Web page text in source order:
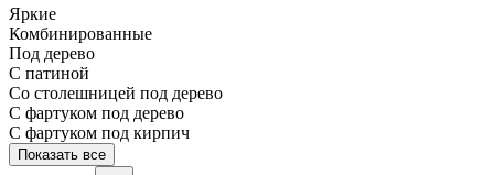
Яркие
Комбинированные
Под дерево
С патиной
Со столешницей под дерево
С фартуком под дерево
С фартуком под кирпич
Показать все